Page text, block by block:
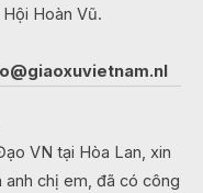
Hoàn Vũ.
VN tại Hòa Lan, xin
chị em, đã có công